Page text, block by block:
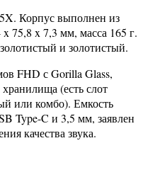
Корпус выполнен из
x 75,8 x 7,3 мм, масса 165 г.
и золотистый.
FHD с Gorilla Glass,
(есть слот
или комбо). Емкость
Type-C и 3,5 мм, заявлен
качества звука.